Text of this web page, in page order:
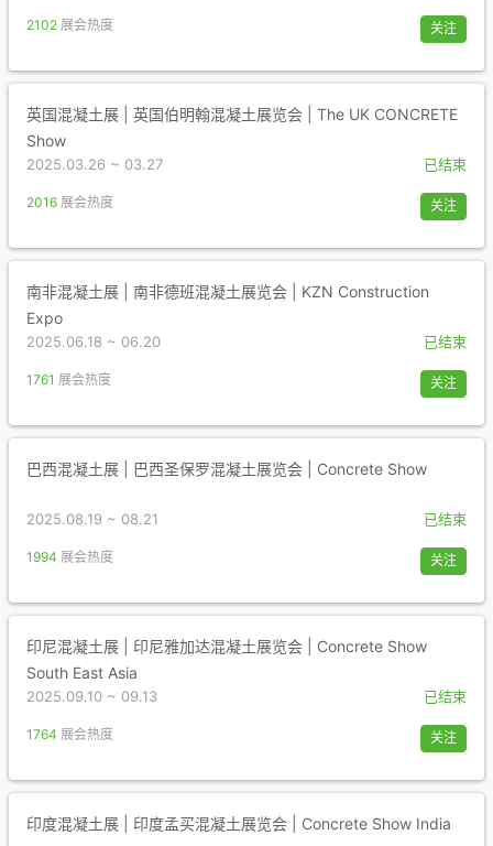
2102 展会热度 关注
英国混凝土展 | 英国伯明翰混凝土展览会 | The UK CONCRETE
Show
2025.03.26 ~ 03.27 已结束
2016 展会热度 关注
南非混凝土展 | 南非德班混凝土展览会 | KZN Construction
Expo
2025.06.18 ~ 06.20 已结束
1761 展会热度 关注
巴西混凝土展 | 巴西圣保罗混凝土展览会 | Concrete Show
2025.08.19 ~ 08.21 已结束
1994 展会热度 关注
印尼混凝土展 | 印尼雅加达混凝土展览会 | Concrete Show
South East Asia
2025.09.10 ~ 09.13 已结束
1764 展会热度 关注
印度混凝土展 | 印度孟买混凝土展览会 | Concrete Show India